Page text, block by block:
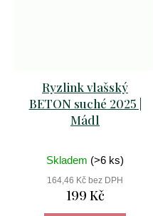
Ryzlink vlašský
BETON suché 2025 |
Mádl
Skladem (>6 ks)
164,46 Kč bez DPH
199 Kč